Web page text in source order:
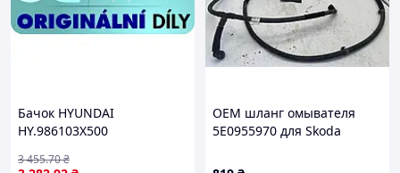
Бачок HYUNDAI
HY.986103X500
3 455.70₴
OEM шланг омывателя
5E0955970 для Skoda
б/у